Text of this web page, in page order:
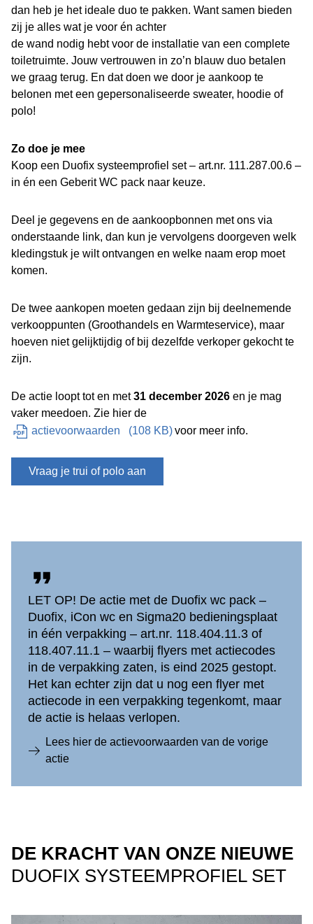
dan heb je het ideale duo te pakken. Want samen bieden
zij je alles wat je voor én achter
de wand nodig hebt voor de installatie van een complete
toiletruimte. Jouw vertrouwen in zo’n blauw duo betalen
we graag terug. En dat doen we door je aankoop te
belonen met een gepersonaliseerde sweater, hoodie of
polo!
Zo doe je mee
Koop een Duofix systeemprofiel set – art.nr. 111.287.00.6 –
in én een Geberit WC pack naar keuze.
Deel je gegevens en de aankoopbonnen met ons via
onderstaande link, dan kun je vervolgens doorgeven welk
kledingstuk je wilt ontvangen en welke naam erop moet
komen.
De twee aankopen moeten gedaan zijn bij deelnemende
verkooppunten (Groothandels en Warmteservice), maar
hoeven niet gelijktijdig of bij dezelfde verkoper gekocht te
zijn.
De actie loopt tot en met31 december 2026 en je mag
vaker meedoen. Zie hier de
actievoorwaarden
(108 KB)voor meer info.
Vraag je trui of polo aan
LET OP! De actie met de Duofix wc pack –
Duofix, iCon wc en Sigma20 bedieningsplaat
in één verpakking – art.nr. 118.404.11.3 of
118.407.11.1 – waarbij flyers met actiecodes
in de verpakking zaten, is eind 2025 gestopt.
Het kan echter zijn dat u nog een flyer met
actiecode in een verpakking tegenkomt, maar
de actie is helaas verlopen.
Lees hier de actievoorwaarden van de vorige
actie
DE KRACHT VAN ONZE NIEUWE
DUOFIX SYSTEEMPROFIEL SET